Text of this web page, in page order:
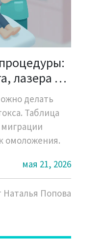
лазера и
делать
Таблица
омоложения.
мая 21, 2026
Наталья Попова